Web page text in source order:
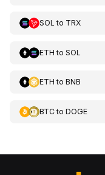
SOL to TRX
ETH to SOL
ETH to BNB
BTCto DOGE